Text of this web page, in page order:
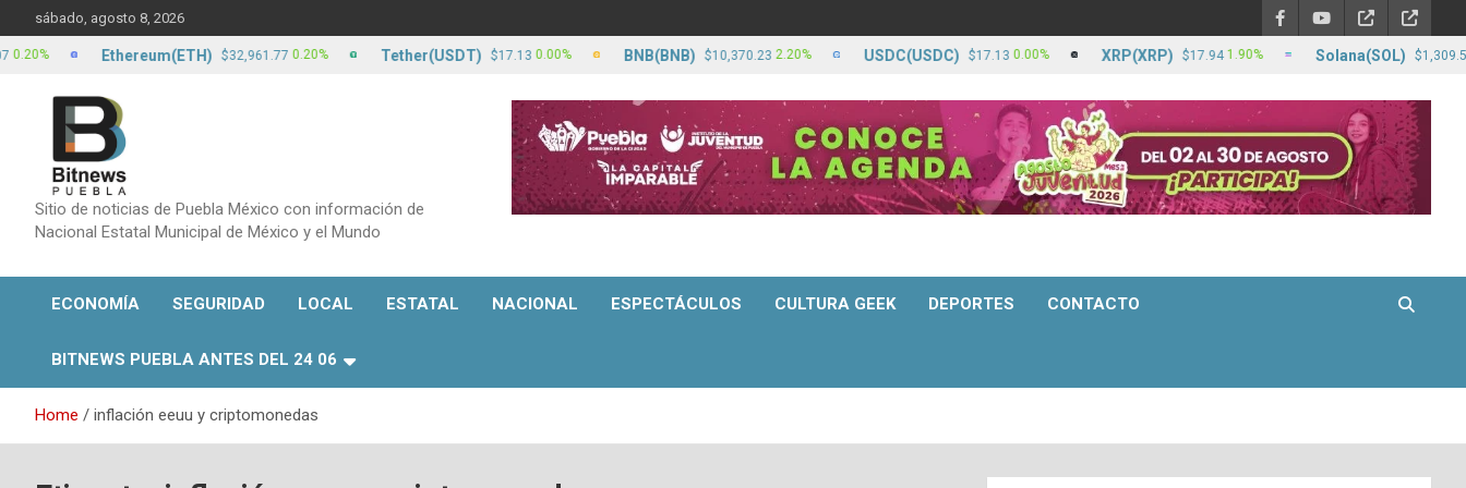
to
content
sábado, agosto 8, 2026
Sitio de noticias de Puebla México con información de
Nacional Estatal Municipal de México y el Mundo
ECONOMÍA SEGURIDAD LOCAL ESTATAL NACIONAL ESPECTÁCULOS CULTURA GEEK DEPORTES CONTACTO
BITNEWS PUEBLA ANTES DEL 24 06
Home inflación eeuu y criptomonedas
Ethereum(ETH) $32,961.77 0.20% Tether(USDT) $17.13 0.00% BNB(BNB) $10,370.23 2.20% USDC(USDC) $17.13 0.00% XRP(XRP) $17.94 1.90% Solana(SOL) $1,309.56 3.30%